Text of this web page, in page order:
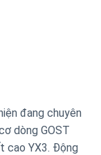
đang chuyên
dòng GOST
cao YX3. Động